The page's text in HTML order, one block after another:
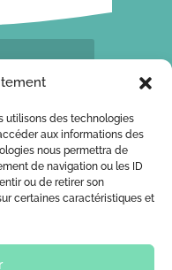
utilisons des technologies
aux informations des
nous permettra de
de navigation ou les ID
ou de retirer son
certaines caractéristiques et